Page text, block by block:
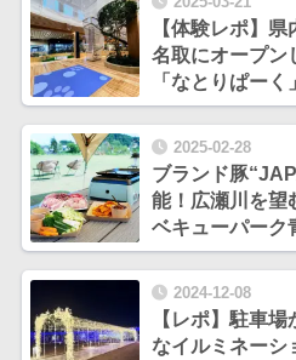
【体験レポ】
名取にオープン
「なとりぱー
2025-02-28
ブランド豚
能！広瀬川を望
ベキューパーク
プン【PR】
2024-12-08
【レポ】駐車
なイルミネーシ